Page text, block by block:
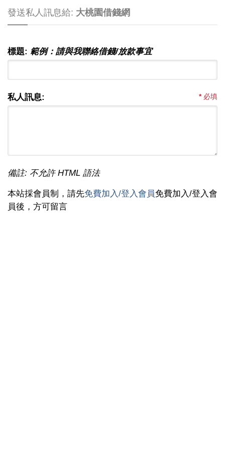
發送私人訊息給: 大桃園借錢網
標題: 範例：請與我聯絡借錢/放款事宜
*必填
私人訊息:
備註: 不允許 HTML 語法
本站採會員制，請先免費加入/登入會員免費加入/登入會
員後，方可留言